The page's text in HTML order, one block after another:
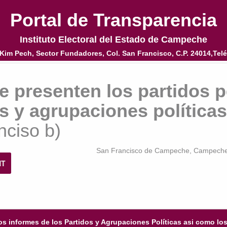
Portal de Transparencia
Instituto Electoral del Estado de Campeche
Pech, Sector Fundadores, Col. San Francisco, C.P.
Portal de Transparencia
Instituto Electoral del Estado de Campeche
Pech, Sector Fundadores, Col. San Francisco, C.P.
presenten los partidos
y agrupaciones políticas
b)
San Francisco de Campeche,
informes de los Partidos y Agrupaciones Políticas asi como